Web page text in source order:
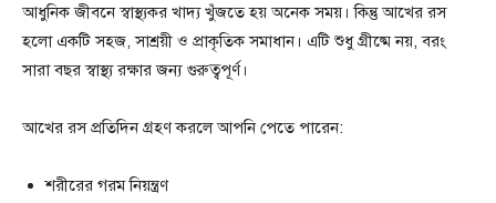
আধুনিক জীবনে স্বাস্থ্যকর খাদ্য খুঁজতে হয় অনেক সময়। কিন্তু আখের রস
হলো একটি সহজ, সাশ্রয়ী ও প্রাকৃতিক সমাধান। এটি শুধু গ্রীষ্মে নয়, বরং
সারা বছর স্বাস্থ্য রক্ষার জন্য গুরুত্বপূর্ণ।
আখের রস প্রতিদিন গ্রহণ করলে আপনি পেতে পারেন:
শরীরের গরম নিয়ন্ত্রণ